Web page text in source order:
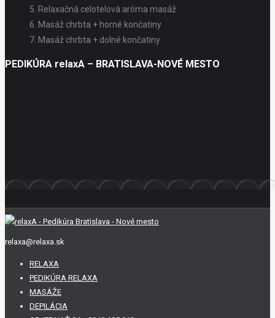
5. Relaxačná celotelová aróma masáž
6. Masáž chrbta + horné končatiny
7. Masáž chrbta + dolné končatiny
PEDIKÚRA relaxA – BRATISLAVA-NOVÉ MESTO
relaxa@relaxa.sk
RELAXA
PEDIKÚRA RELAXA
MASÁŽE
DEPILÁCIA